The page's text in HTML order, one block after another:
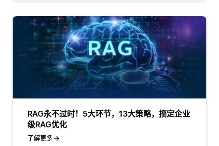
RAG永不过时！5大环节，13大策略，搞定企业
级RAG优化
了解更多